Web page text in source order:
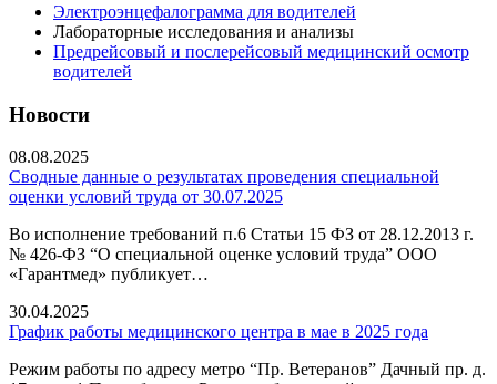
Электроэнцефалограмма для водителей
Лабораторные исследования и анализы
Предрейсовый и послерейсовый медицинский осмотр
водителей
Новости
08.08.2025
Сводные данные о результатах проведения специальной
оценки условий труда от 30.07.2025
Во исполнение требований п.6 Статьи 15 ФЗ от 28.12.2013 г.
№ 426-ФЗ “О специальной оценке условий труда” ООО
«Гарантмед» публикует…
30.04.2025
График работы медицинского центра в мае в 2025 года
Режим работы по адресу метро “Пр. Ветеранов” Дачный пр. д.